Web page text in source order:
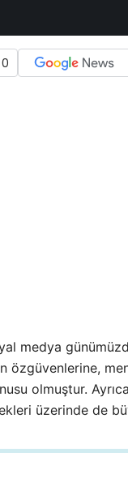
0
medya
olmuştur. Ayrıca
üzerinde de